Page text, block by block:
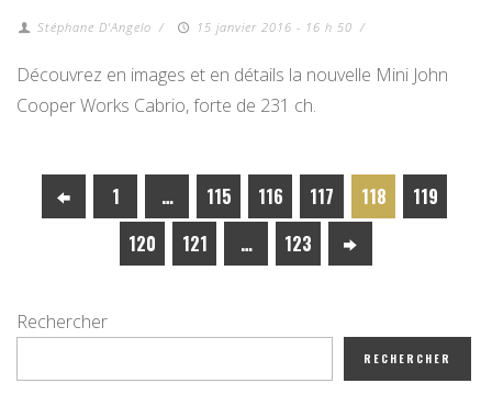
Stéphane D'Angelo / 15 janvier 2016 - 16 h 50 /
Découvrez en images et en détails la nouvelle Mini John
Cooper Works Cabrio, forte de 231 ch.
1 … 115 116 117 118
119
120
121 … 123
Rechercher
RECHERCHER